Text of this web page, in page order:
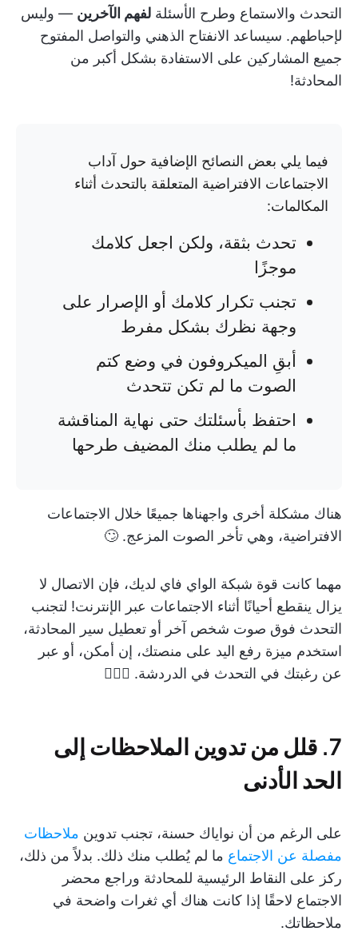
التحدث والاستماع وطرح الأسئلة لفهم الآخرين — وليس
لإحباطهم. سيساعد الانفتاح الذهني والتواصل المفتوح
جميع المشاركين على الاستفادة بشكل أكبر من
المحادثة!
فيما يلي بعض النصائح الإضافية حول آداب
الاجتماعات الافتراضية المتعلقة بالتحدث أثناء
المكالمات:
تحدث بثقة، ولكن اجعل كلامك
موجزًا
تجنب تكرار كلامك أو الإصرار على
وجهة نظرك بشكل مفرط
أبقِ الميكروفون في وضع كتم
الصوت ما لم تكن تتحدث
احتفظ بأسئلتك حتى نهاية المناقشة
ما لم يطلب منك المضيف طرحها
هناك مشكلة أخرى واجهناها جميعًا خلال الاجتماعات
الافتراضية، وهي تأخر الصوت المزعج. 🙄
مهما كانت قوة شبكة الواي فاي لديك، فإن الاتصال لا
يزال ينقطع أحيانًا أثناء الاجتماعات عبر الإنترنت! لتجنب
التحدث فوق صوت شخص آخر أو تعطيل سير المحادثة،
استخدم ميزة رفع اليد على منصتك، إن أمكن، أو عبر
عن رغبتك في التحدث في الدردشة. 🙋🏼‍♀️
7. قلل من تدوين الملاحظات إلى
الحد الأدنى
على الرغم من أن نواياك حسنة، تجنب تدوين ملاحظات
مفصلة عن الاجتماع ما لم يُطلب منك ذلك. بدلاً من ذلك،
ركز على النقاط الرئيسية للمحادثة وراجع محضر
الاجتماع لاحقًا إذا كانت هناك أي ثغرات واضحة في
ملاحظاتك.